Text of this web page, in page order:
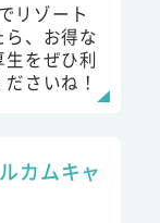
リゾート
ら、お得な
をぜひ利
さいね！
カムキャ